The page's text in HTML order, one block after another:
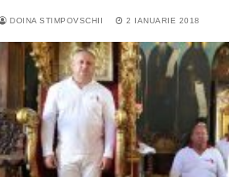
DOINA STIMPOVSCHII 2 IANUARIE 2018